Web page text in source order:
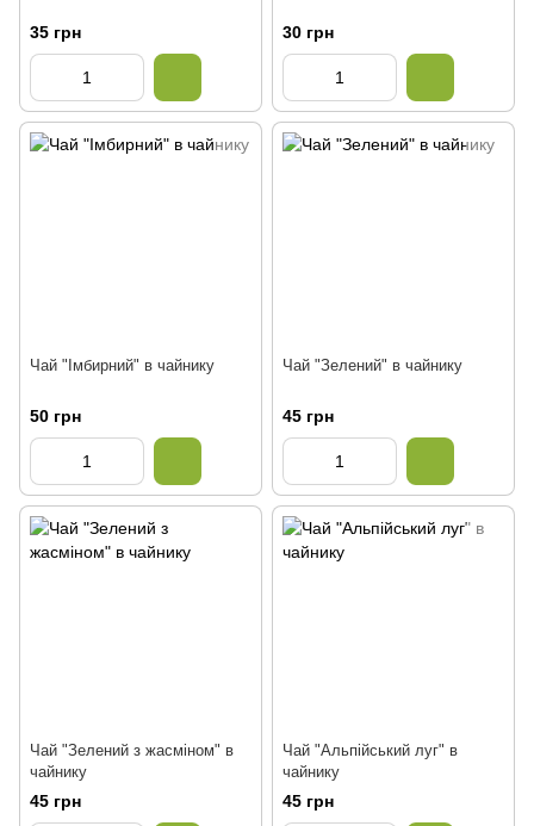
35 грн 30 грн
Чай "Імбирний" в чайнику
50 грн
Чай "Зелений" в чайнику
45 грн
Чай "Зелений з жасміном" в
чайнику
45 грн
Чай "Альпійський луг" в
чайнику
45 грн